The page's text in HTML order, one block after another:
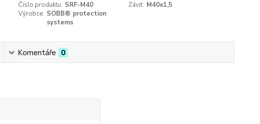
Číslo produktu: SRF-M40 Závit: M40x1,5
Výrobce: SOBB® protection
systems
Komentáře 0